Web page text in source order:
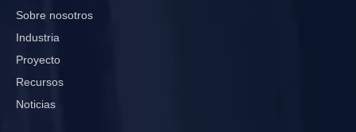
Sobre nosotros
Industria
Proyecto
Recursos
Noticias